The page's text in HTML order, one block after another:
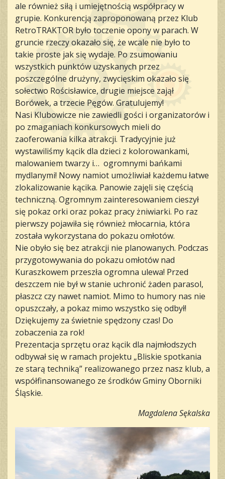
ale również siłą i umiejętnością współpracy w
grupie. Konkurencją zaproponowaną przez Klub
RetroTRAKTOR było toczenie opony w parach. W
gruncie rzeczy okazało się, że wcale nie było to
takie proste jak się wydaje. Po zsumowaniu
wszystkich punktów uzyskanych przez
poszczególne drużyny, zwycięskim okazało się
sołectwo Rościsławice, drugie miejsce zajął
Borówek, a trzecie Pęgów. Gratulujemy!
Nasi Klubowicze nie zawiedli gości i organizatorów i
po zmaganiach konkursowych mieli do
zaoferowania kilka atrakcji. Tradycyjnie już
wystawiliśmy kącik dla dzieci z kolorowankami,
malowaniem twarzy i… ogromnymi bańkami
mydlanymi! Nowy namiot umożliwiał każdemu łatwe
zlokalizowanie kącika. Panowie zajęli się częścią
techniczną. Ogromnym zainteresowaniem cieszył
się pokaz orki oraz pokaz pracy żniwiarki. Po raz
pierwszy pojawiła się również młocarnia, która
została wykorzystana do pokazu omłotów.
Nie obyło się bez atrakcji nie planowanych. Podczas
przygotowywania do pokazu omłotów nad
Kuraszkowem przeszła ogromna ulewa! Przed
deszczem nie był w stanie uchronić żaden parasol,
płaszcz czy nawet namiot. Mimo to humory nas nie
opuszczały, a pokaz mimo wszystko się odbył!
Dziękujemy za świetnie spędzony czas! Do
zobaczenia za rok!
Prezentacja sprzętu oraz kącik dla najmłodszych
odbywał się w ramach projektu „Bliskie spotkania
ze starą techniką” realizowanego przez nasz klub, a
współfinansowanego ze środków Gminy Oborniki
Śląskie.
Magdalena Sękalska